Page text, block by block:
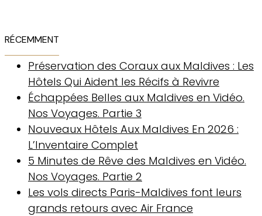
RÉCEMMENT
Préservation des Coraux aux Maldives : Les
Hôtels Qui Aident les Récifs à Revivre
Échappées Belles aux Maldives en Vidéo.
Nos Voyages. Partie 3
Nouveaux Hôtels Aux Maldives En 2026 :
L’Inventaire Complet
5 Minutes de Rêve des Maldives en Vidéo.
Nos Voyages. Partie 2
Les vols directs Paris-Maldives font leurs
grands retours avec Air France